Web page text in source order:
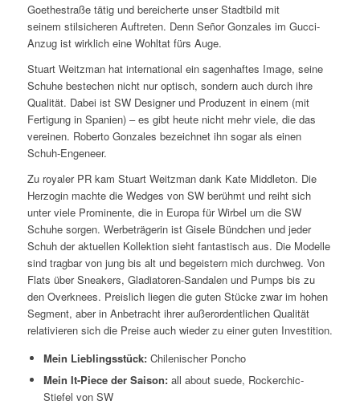
Goethestraße tätig und bereicherte unser Stadtbild mit
seinem stilsicheren Auftreten. Denn Señor Gonzales im Gucci-
Anzug ist wirklich eine Wohltat fürs Auge.
Stuart Weitzman hat international ein sagenhaftes Image, seine
Schuhe bestechen nicht nur optisch, sondern auch durch ihre
Qualität. Dabei ist SW Designer und Produzent in einem (mit
Fertigung in Spanien) – es gibt heute nicht mehr viele, die das
vereinen. Roberto Gonzales bezeichnet ihn sogar als einen
Schuh-Engeneer.
Zu royaler PR kam Stuart Weitzman dank Kate Middleton. Die
Herzogin machte die Wedges von SW berühmt und reiht sich
unter viele Prominente, die in Europa für Wirbel um die SW
Schuhe sorgen. Werbeträgerin ist Gisele Bündchen und jeder
Schuh der aktuellen Kollektion sieht fantastisch aus. Die Modelle
sind tragbar von jung bis alt und begeistern mich durchweg. Von
Flats über Sneakers, Gladiatoren-Sandalen und Pumps bis zu
den Overknees. Preislich liegen die guten Stücke zwar im hohen
Segment, aber in Anbetracht ihrer außerordentlichen Qualität
relativieren sich die Preise auch wieder zu einer guten Investition.
Mein Lieblingsstück:Chilenischer Poncho
Mein It-Piece der Saison:all about suede, Rockerchic-
Stiefel von SW